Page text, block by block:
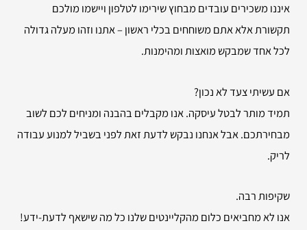
איננו משכירים עובדים מבחוץ שירימו לטלפון ויישמו מולכם
תקשורת אלא אתם משוחחים בכלי ראשון – אתנו וזהו מעלה גדולה
לכל אחד שמבקש מואצות ומהימנות.
אם עשיתי צעד לא נכון?
תמיד מותר לבטל עיסקה. אנו מקבלים בהבנה ומניחים לכם לשוב
מבחירתכם. אבל אנחנו נבקש לדעת זאת לפני בשביל למנוע עבודה
לריק.
שקיפות רבה.
אנו לא מחביאים כלום מהקליינטים שלנו כל מה שישאף לדעת-ידע!